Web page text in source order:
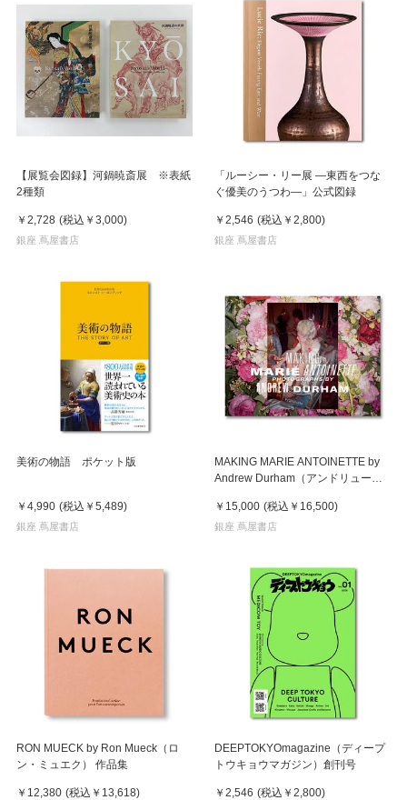
【展覧会図録】河鍋暁斎展 ※表紙
2種類
￥2,728 (税込 ￥3,000)
銀座 蔦屋書店
「ルーシー・リー展 ―東西をつな
ぐ優美のうつわ―」公式図録
￥2,546 (税込 ￥2,800)
銀座 蔦屋書店
美術の物語 ポケット版
￥4,990 (税込 ￥5,489)
銀座 蔦屋書店
MAKING MARIE ANTOINETTE by
Andrew Durham（アンドリュー・
作品集
￥15,000 (税込 ￥16,500)
銀座 蔦屋書店
RON MUECK by Ron Mueck（ロ
ン・ミュエク） 作品集
￥12,380 (税込 ￥13,618)
DEEPTOKYOmagazine（ディープ
トウキョウマガジン）創刊号
￥2,546 (税込 ￥2,800)